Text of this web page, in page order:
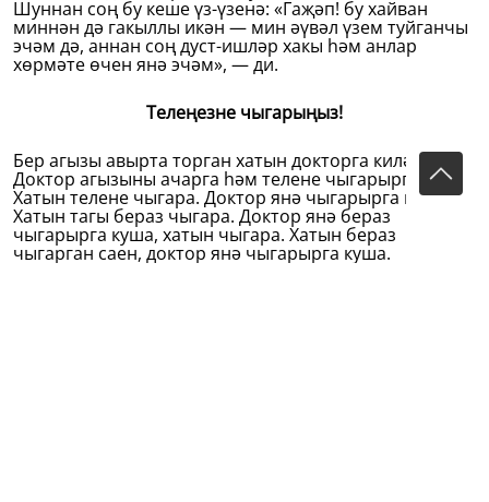
Шуннан соң бу кеше үз-үзенә: «Гаҗәп! бу хайван
миннән дә гакыллы икән — мин әүвәл үзем туйганчы
эчәм дә, аннан соң дуст-ишләр хакы һәм анлар
хөрмәте өчен янә эчәм», — ди.
Телеңезне чыгарыңыз!
Бер агызы авырта торган хатын докторга килә.
Доктор агызыны ачарга һәм телене чыгарырга куша.
Хатын телене чыгара. Доктор янә чыгарырга куша.
Хатын тагы бераз чыгара. Доктор янә бераз
чыгарырга куша, хатын чыгара. Хатын бераз
чыгарган саен, доктор янә чыгарырга куша.